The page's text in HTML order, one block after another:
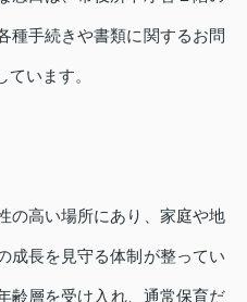
種手続きや書類に関するお問
います。
の高い場所にあり、家庭や地
成長を見守る体制が整ってい
齢層を受け入れ、通常保育だ